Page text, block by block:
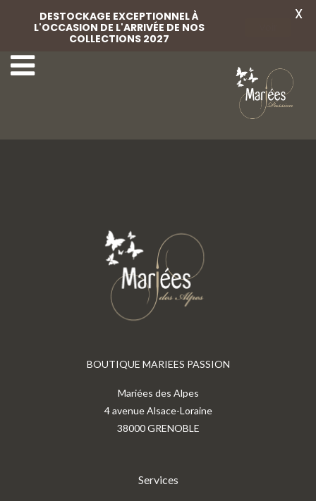
14-Lovely-Mariées
BOUTIQUE MARIEES PASSION
Mariées des Alpes
4 avenue Alsace-Loraine
38000 GRENOBLE
Services
DESTOCKAGE EXCEPTIONNEL À
L'OCCASION DE L'ARRIVÉE DE NOS
COLLECTIONS 2027
X